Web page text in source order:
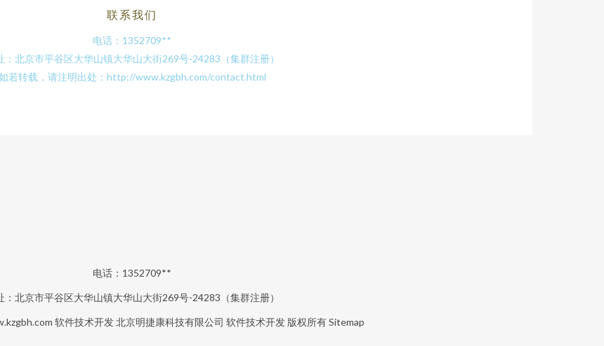
联系我们
电话：1352709**
：北京市平谷区大华山镇大华山大街269号-24283（集群注册）
若转载，请注明出处：http://www.kzgbh.com/contact.html
电话：1352709**
：北京市平谷区大华山镇大华山大街269号-24283（集群注册）
软件技术开发北京明捷康科技有限公司 软件技术开发 版权所有Sitemap